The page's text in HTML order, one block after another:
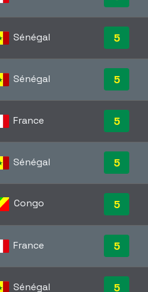
Sénégal 5
Sénégal 5
France 5
Sénégal 5
Congo 5
France 5
Sénégal 5